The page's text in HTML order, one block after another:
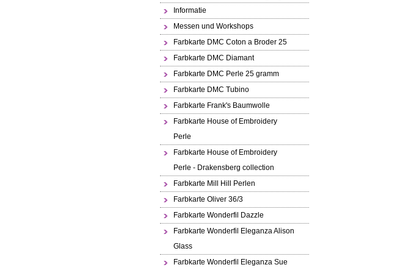
Informatie
Messen und Workshops
Farbkarte DMC Coton a Broder 25
Farbkarte DMC Diamant
Farbkarte DMC Perle 25 gramm
Farbkarte DMC Tubino
Farbkarte Frank's Baumwolle
Farbkarte House of Embroidery
Perle
Farbkarte House of Embroidery
Perle - Drakensberg collection
Farbkarte Mill Hill Perlen
Farbkarte Oliver 36/3
Farbkarte Wonderfil Dazzle
Farbkarte Wonderfil Eleganza Alison
Glass
Farbkarte Wonderfil Eleganza Sue